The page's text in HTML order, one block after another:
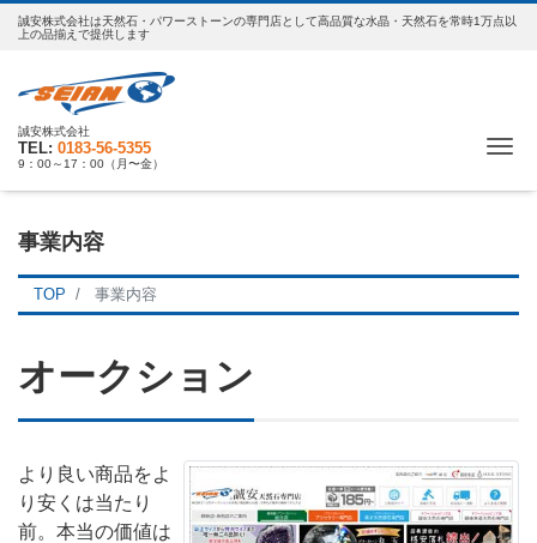
誠安株式会社は天然石・パワーストーンの専門店として高品質な水晶・天然石を常時1万点以
上の品揃えで提供します
誠安株式会社
0183-56-5355
9：00～17：00（月〜金）
事業内容
TOP 事業内容
オークション
より良い商品をよ
り安くは当たり
前。本当の価値は